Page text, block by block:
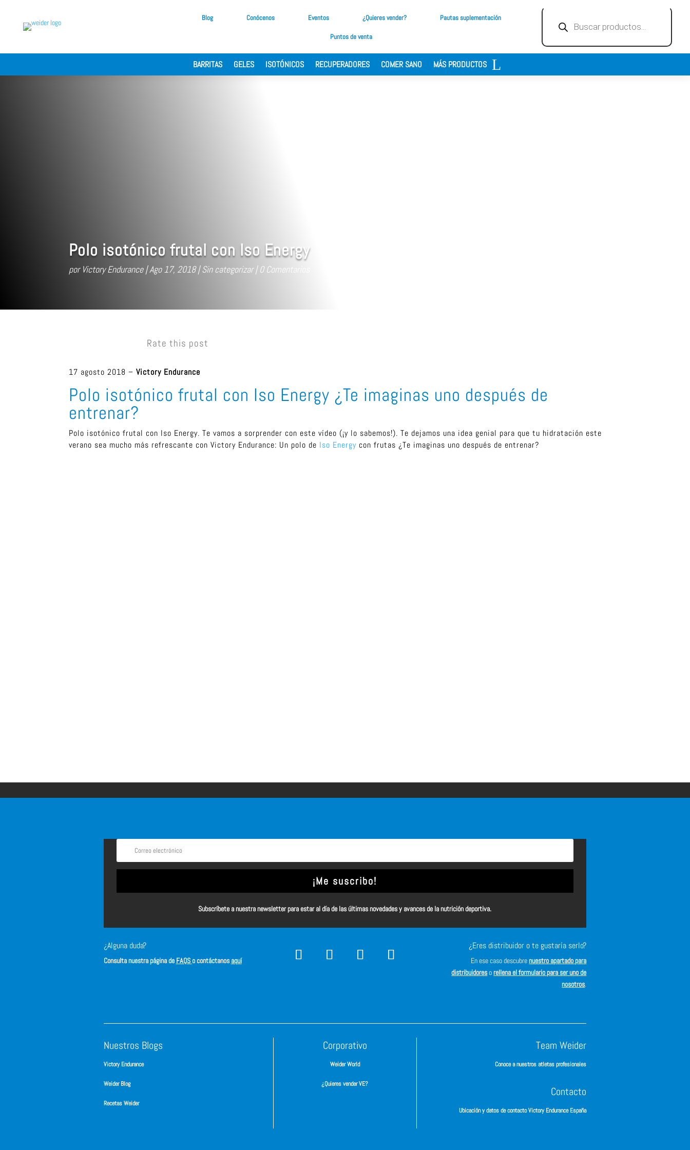
Blog Conócenos Eventos ¿Quieres vender? Pautas suplementación
Puntos de venta
productos
BARRITAS GELES ISOTÓNICOS RECUPERADORES COMER SANO MÁS PRODUCTOS
Polo isotónico frutal con Iso Energy
por Victory Endurance Ago 17, 2018 Sin categorizar 0 Comentarios
Rate this post
17 agosto 2018 –Victory Endurance
Polo isotónico frutal con Iso Energy ¿Te imaginas uno después de
entrenar?
Polo isotónico frutal con Iso Energy. Te vamos a sorprender con este vídeo (¡y lo sabemos!). Te dejamos una idea genial para que tu hidratación este
verano sea mucho más refrescante con Victory Endurance: Un polo de Iso Energy con frutas ¿Te imaginas uno después de entrenar?
¡Me suscribo!
Subscríbete a nuestra newsletter para estar al día de las últimas novedades y avances de la nutrición deportiva.
¿Alguna duda?
Consulta nuestra página de FAQSo contáctanosaquí
¿Eres distribuidor o te gustaría serlo?
En ese caso descubrenuestro apartado para
distribuidoresorellena el formulario para ser uno de
nosotros.
Nuestros Blogs
Victory Endurance
Weider Blog
Recetas Weider
Corporativo
Weider World
¿Quieres vender VE?
Team Weider
Conoce a nuestros atletas profesionales
Contacto
Ubicación y datos de contacto Victory Endurance España